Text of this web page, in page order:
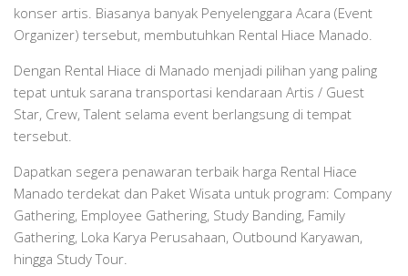
konser artis. Biasanya banyak Penyelenggara Acara (Event
Organizer) tersebut, membutuhkan Rental Hiace Manado.
Dengan Rental Hiace di Manado menjadi pilihan yang paling
tepat untuk sarana transportasi kendaraan Artis / Guest
Star, Crew, Talent selama event berlangsung di tempat
tersebut.
Dapatkan segera penawaran terbaik harga Rental Hiace
Manado terdekat dan Paket Wisata untuk program: Company
Gathering, Employee Gathering, Study Banding, Family
Gathering, Loka Karya Perusahaan, Outbound Karyawan,
hingga Study Tour.